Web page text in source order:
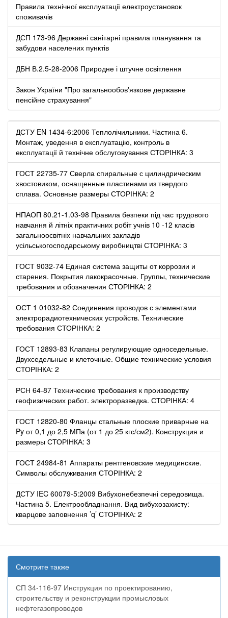
Правила технічної експлуатації електроустановок
споживачів
ДСП 173-96 Державні санітарні правила планування та
забудови населених пунктів
ДБН В.2.5-28-2006 Природне і штучне освітлення
Закон України "Про загальнообов'язкове державне
пенсійне страхування"
ДСТУ EN 1434-6:2006 Теплолічильники. Частина 6.
Монтаж, уведення в експлуатацію, контроль в
експлуатації й технічне обслуговування СТОРІНКА: 3
ГОСТ 22735-77 Сверла спиральные с цилиндрическим
хвостовиком, оснащенные пластинами из твердого
сплава. Основные размеры СТОРІНКА: 2
НПАОП 80.21-1.03-98 Правила безпеки під час трудового
навчання й літніх практичних робіт учнів 10 -12 класів
загальноосвітніх навчальних закладів
усільськогосподарському виробництві СТОРІНКА: 3
ГОСТ 9032-74 Единая система защиты от коррозии и
старения. Покрытия лакокрасочные. Группы, технические
требования и обозначения СТОРІНКА: 2
ОСТ 1 01032-82 Соединения проводов с элементами
электрорадиотехнических устройств. Технические
требования СТОРІНКА: 2
ГОСТ 12893-83 Клапаны регулирующие односедельные.
Двухседельные и клеточные. Общие технические условия
СТОРІНКА: 2
РСН 64-87 Технические требования к производству
геофизических работ. электроразведка. СТОРІНКА: 4
ГОСТ 12820-80 Фланцы стальные плоские приварные на
Py от 0,1 до 2,5 МПа (от 1 до 25 кгс/см2). Конструкция и
размеры СТОРІНКА: 3
ГОСТ 24984-81 Аппараты рентгеновские медицинские.
Символы обслуживания СТОРІНКА: 2
ДСТУ IEC 60079-5:2009 Вибухонебезпечні середовища.
Частина 5. Електрообладнання. Вид вибухозахисту:
кварцове заповнення ’q’ СТОРІНКА: 2
Смотрите также
СП 34-116-97 Инструкция по проектированию,
строительству и реконструкции промысловых
нефтегазопроводов